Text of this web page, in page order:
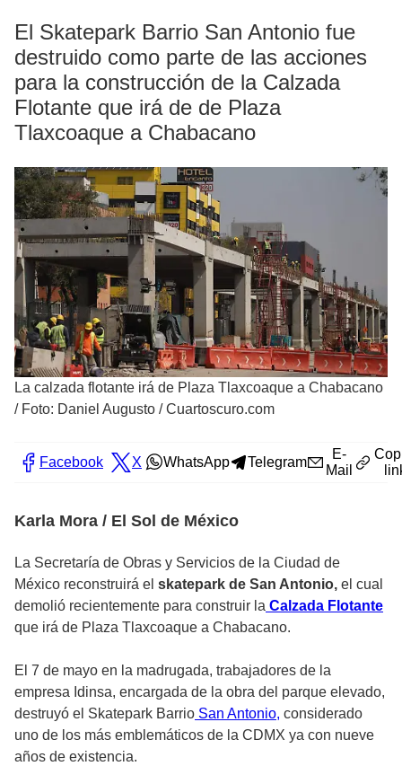
El Skatepark Barrio San Antonio fue
destruido como parte de las acciones
para la construcción de la Calzada
Flotante que irá de de Plaza
Tlaxcoaque a Chabacano
La calzada flotante irá de Plaza Tlaxcoaque a Chabacano
/ Foto: Daniel Augusto / Cuartoscuro.com
Facebook X WhatsApp Telegram
E-
Mail
Karla Mora / El Sol de México
La Secretaría de Obras y Servicios de la Ciudad de
México reconstruirá el skatepark de San Antonio, el cual
demolió recientemente para construir la Calzada Flotante
que irá de Plaza Tlaxcoaque a Chabacano.
El 7 de mayo en la madrugada, trabajadores de la
empresa Idinsa, encargada de la obra del parque elevado,
destruyó el Skatepark Barrio San Antonio, considerado
uno de los más emblemáticos de la CDMX ya con nueve
años de existencia.